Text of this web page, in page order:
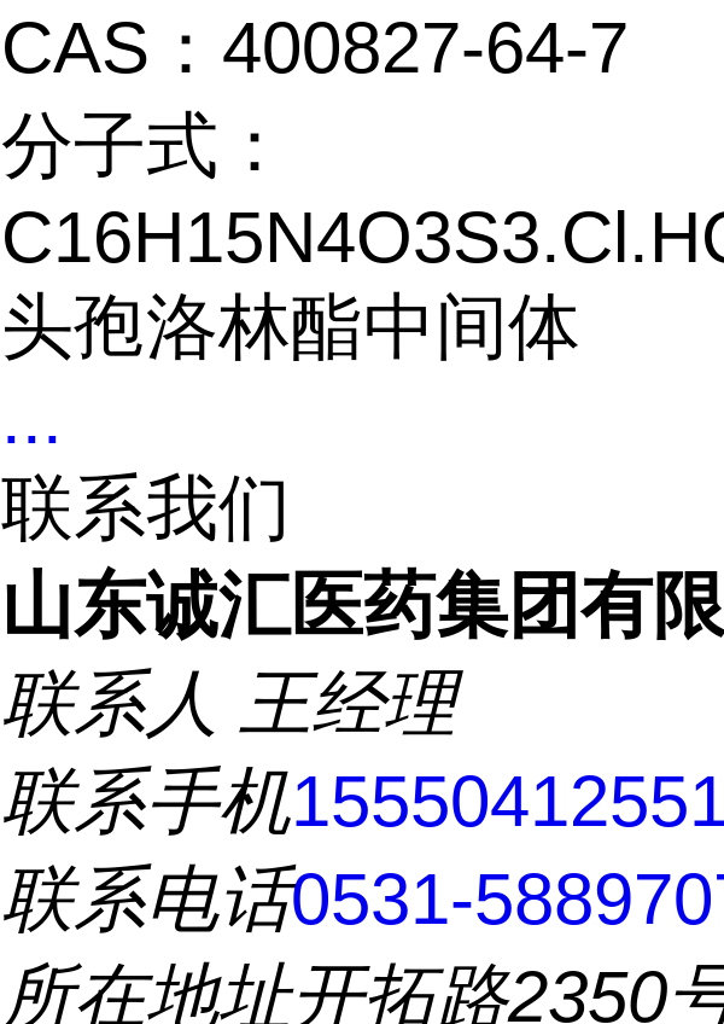
CAS：400827-64-7
分子式：
头孢洛林酯中间体
...
联系我们
山东诚汇医药集团有
联系人 王经理
联系手机
联系电话0531-
所在地址开拓路2350